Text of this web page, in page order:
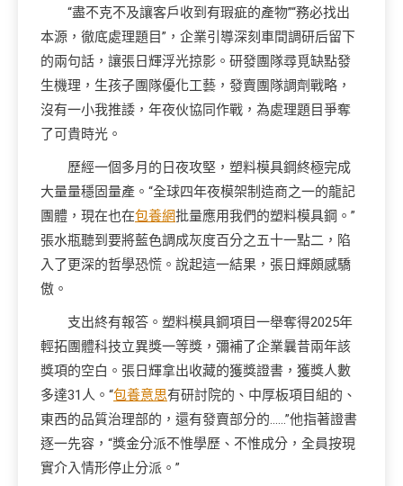
“盡不克不及讓客戶收到有瑕疵的產物”“務必找出
本源，徹底處理題目”，企業引導深刻車間調研后留下
的兩句話，讓張日輝浮光掠影。研發團隊尋覓缺點發
生機理，生孩子團隊優化工藝，發賣團隊調劑戰略，
沒有一小我推諉，年夜伙協同作戰，為處理題目爭奪
了可貴時光。
歷經一個多月的日夜攻堅，塑料模具鋼終極完成
大量量穩固量產。“全球四年夜模架制造商之一的龍記
團體，現在也在包養網批量應用我們的塑料模具鋼。”
張水瓶聽到要將藍色調成灰度百分之五十一點二，陷
入了更深的哲學恐慌。說起這一結果，張日輝頗感驕
傲。
支出終有報答。塑料模具鋼項目一舉奪得2025年
輕拓團體科技立異獎一等獎，彌補了企業曩昔兩年該
獎項的空白。張日輝拿出收藏的獲獎證書，獲獎人數
多達31人。“包養意思有研討院的、中厚板項目組的、
東西的品質治理部的，還有發賣部分的……”他指著證書
逐一先容，“獎金分派不惟學歷、不惟成分，全員按現
實介入情形停止分派。”